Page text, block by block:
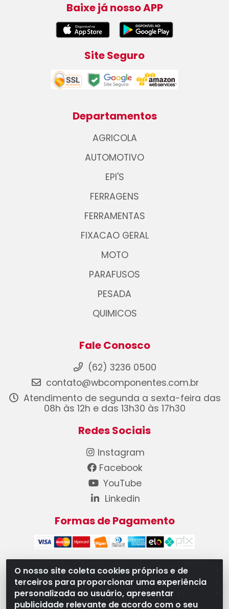
O nosso site coleta cookies próprios e de
terceiros para proporcionar uma experiência
personalizada ao usuário, apresentar
publicidade relevante de acordo com o seu
Baixe já nosso APP
Site Seguro
Departamentos
AGRICOLA
AUTOMOTIVO
EPI'S
FERRAGENS
FERRAMENTAS
FIXACAO GERAL
MOTO
PARAFUSOS
PESADA
QUIMICOS
Fale Conosco
(62) 3236 0500
contato@wbcomponentes.com.br
Atendimento de segunda a sexta-feira das
08h às 12h e das 13h30 às 17h30
Redes Sociais
Instagram
Facebook
YouTube
Linkedin
Formas de Pagamento
WB Componentes Automotivos LTDA - CNPJ
08.528.393/0001-12 - Rua do Níquel, 667 - Parque
Oeste Industrial, Goiânia/GO - CEP 74375-660